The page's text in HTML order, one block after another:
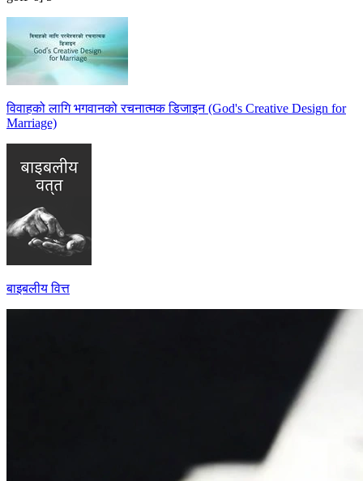
विवाहको लागि भगवानको रचनात्मक डिजाइन (God's Creative Design for
Marriage)
बाइबलीय वित्त